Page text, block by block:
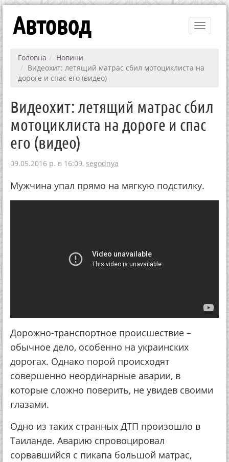
Toggle
Автовод
Головна
Новини
Видеохит: летящий матрас сбил мотоциклиста на
дороге и спас его (видео)
Видеохит: летящий матрас сбил
мотоциклиста на дороге и спас
его (видео)
09.05.2016 р. в 16:09, segodnya
Мужчина упал прямо на мягкую подстилку.
Дорожно-транспортное происшествие –
обычное дело, особенно на украинских
дорогах. Однако порой происходят
совершенно неординарные аварии, в
которые сложно поверить, не увидев своими
глазами.
Одно из таких странных ДТП произошло в
Таиланде. Аварию спровоцировал
сорвавшийся с пикапа большой матрас,